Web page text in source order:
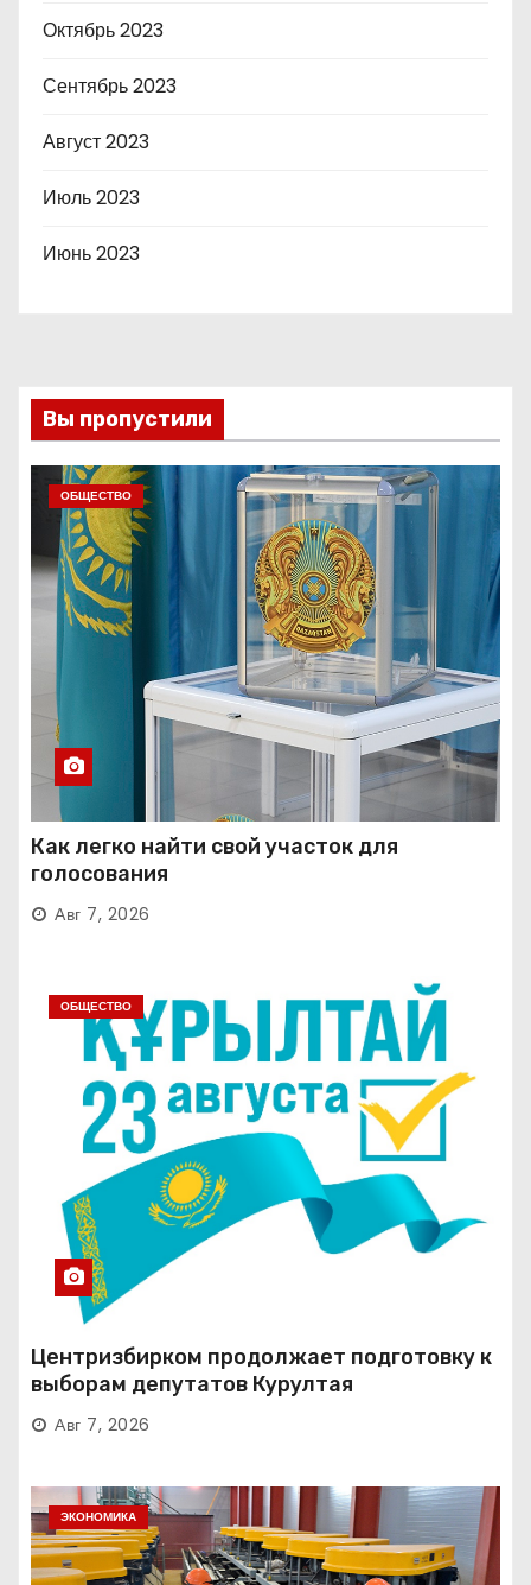
Октябрь 2023
Сентябрь 2023
Август 2023
Июль 2023
Июнь 2023
Вы пропустили
ОБЩЕСТВО
Как легко найти свой участок для
голосования
Авг 7, 2026
ОБЩЕСТВО
Центризбирком продолжает подготовку к
выборам депутатов Курултая
Авг 7, 2026
ЭКОНОМИКА